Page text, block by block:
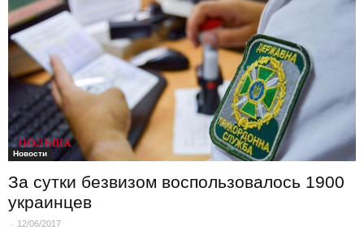
Новости
За сутки безвизом воспользовалось 1900
украинцев
- 12/06/2017